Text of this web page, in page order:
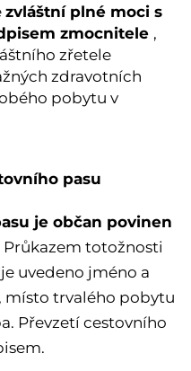
zvláštní plné moci s
zmocnitele ,
zřetele
zdravotních
pobytu v
pasu
je občan povinen
Průkazem totožnosti
uvedeno jméno a
trvalého pobytu
Převzetí cestovního